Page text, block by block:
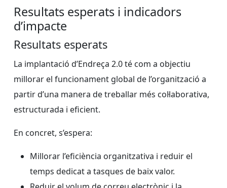
Resultats esperats i indicadors
d’impacte
Resultats esperats
La implantació d’Endreça 2.0 té com a objectiu
millorar el funcionament global de l’organització a
partir d’una manera de treballar més col·laborativa,
estructurada i eficient.
En concret, s’espera:
Millorar l’eficiència organitzativa i reduir el
temps dedicat a tasques de baix valor.